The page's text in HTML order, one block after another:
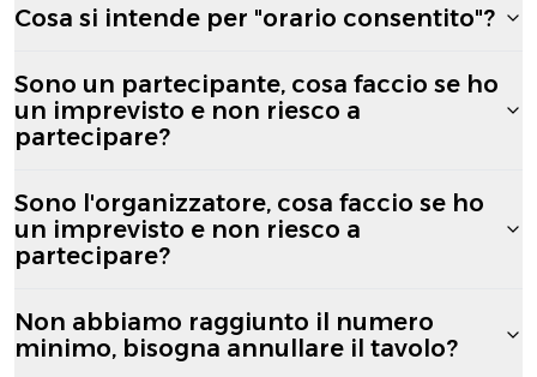
Cosa si intende per "orario consentito"?
Sono un partecipante, cosa faccio se ho
un imprevisto e non riesco a
partecipare?
Sono l'organizzatore, cosa faccio se ho
un imprevisto e non riesco a
partecipare?
Non abbiamo raggiunto il numero
minimo, bisogna annullare il tavolo?